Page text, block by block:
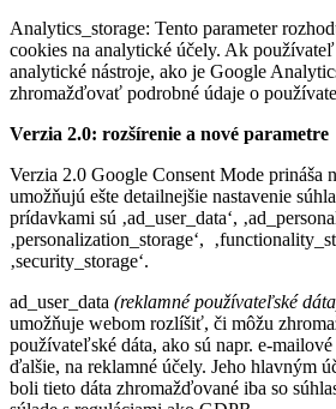
Analytics_storage: Tento parameter
cookies na analytické účely. Ak
analytické nástroje, ako je Google
zhromažďovať podrobné údaje o
Verzia 2.0: rozšírenie a nové parametre
Verzia 2.0 Google Consent Mode prináša
umožňujú ešte detailnejšie nastavenie
prídavkami sú ‚ad_user_data‘,
‚personalization_storage‘,
‚security_storage‘.
ad_user_data (reklamné používateľské
umožňuje webom rozlíšiť, či môžu
používateľské dáta, ako sú napr. e-
ďalšie, na reklamné účely. Jeho hlavným
boli tieto dáta zhromažďované iba so